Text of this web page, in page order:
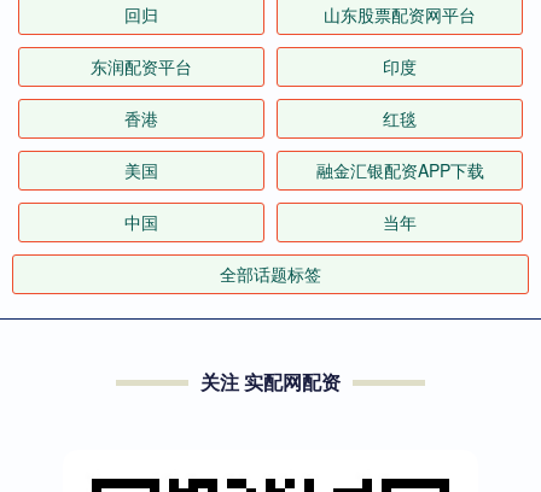
回归 山东股票配资网平台
东润配资平台 印度
香港 红毯
美国 融金汇银配资APP下载
中国 当年
全部话题标签
关注 实配网配资